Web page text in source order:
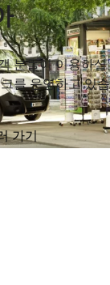
분들이 이용하실
를 운영하고 있습
가기